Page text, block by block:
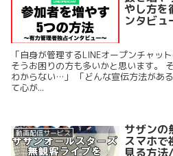
やし方を
ンタビュ
「自身が管理するLINEオープンチャッ
そうお困りの方も多いかと思います。
わからない…」 「どんな宣伝方法があ
て心が...
動画配信サービス サザンの
スマホで
見る方法